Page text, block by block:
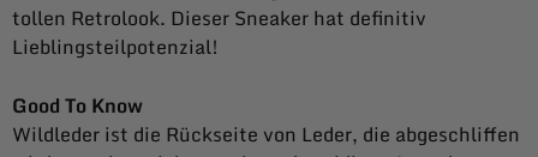
tollen Retrolook. Dieser Sneaker hat definitiv
Lieblingsteilpotenzial!
Good To Know
Wildleder ist die Rückseite von Leder, die abgeschliffen